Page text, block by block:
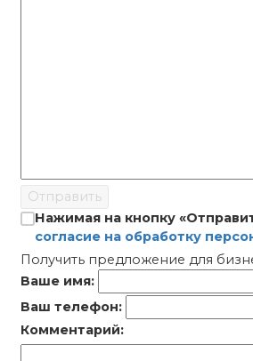
Отправить
Нажимая на кнопку
согласие на обработку
Получить предложение для
Ваше имя:
Ваш телефон:
Комментарий: